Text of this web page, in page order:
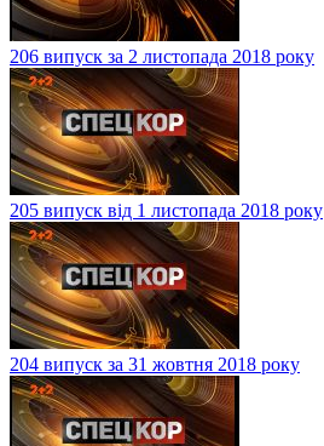
206 випуск за 2 листопада 2018 року
205 випуск від 1 листопада 2018 року
204 випуск за 31 жовтня 2018 року